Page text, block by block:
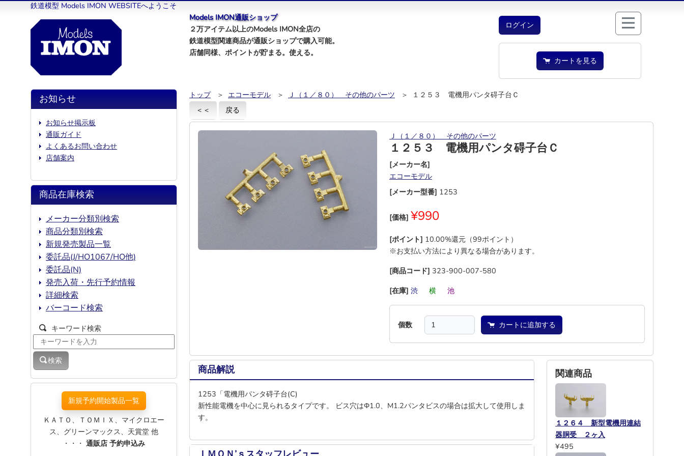
鉄道模型 Models IMON WEBSITEへようこそ
Models IMON通販ショップ
２万アイテム以上のModels IMON全店の
鉄道模型関連商品が通販ショップで購入可能。
店舗同様、ポイントが貯まる。使える。
ログイン
カートを見る
トップ ＞ エコーモデル ＞ Ｊ（１／８０） その他のパーツ
＞ １２５３ 電機用パンタ碍子台Ｃ
＜＜
戻る
Ｊ（１／８０） その他のパーツ
１２５３ 電機用パンタ碍子台Ｃ
[メーカー名]
エコーモデル
[メーカー型番] 1253
[価格] ¥990
[ポイント] 10.00%還元（99ポイント）
※お支払い方法により異なる場合があります。
[商品コード] 323-900-007-580
[在庫] 渋 横 池
個数 カートに追加する
商品解説
1253「電機用パンタ碍子台(C)
新性能電機を中心に見られるタイプです。 ビス穴はΦ1.0、M1.2パンタビスの場合は拡大して使用しま
す。
関連商品
１２６４ 新型電機用連結
器胴受 ２ヶ入
¥495
お知らせ
お知らせ掲示板
通販ガイド
よくあるお問い合わせ
店舗案内
商品在庫検索
メーカー分類別検索
商品分類別検索
新規発売製品一覧
委託品(J/HO1067/HO他)
委託品(N)
発売入荷・先行予約情報
詳細検索
バーコード検索
キーワード検索
検索
新規予約開始製品一覧
ＫＡＴＯ、ＴＯＭＩＸ、マイクロエー
ス、グリーンマックス、天賞堂 他
・・・ 通販店 予約申込み